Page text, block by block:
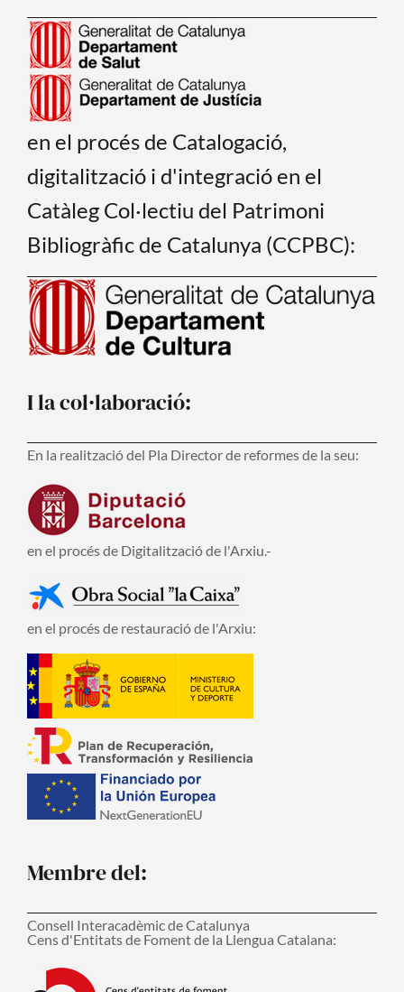
en el procés de Catalogació,
digitalització i d'integració en el
Catàleg Col·lectiu del Patrimoni
Bibliogràfic de Catalunya (CCPBC):
I la col·laboració:
En la realització del Pla Director de reformes de la seu:
en el procés de Digitalització de l'Arxiu.-
en el procés de restauració de l'Arxiu:
Membre del:
Consell Interacadèmic de Catalunya
Cens d'Entitats de Foment de la Llengua Catalana: